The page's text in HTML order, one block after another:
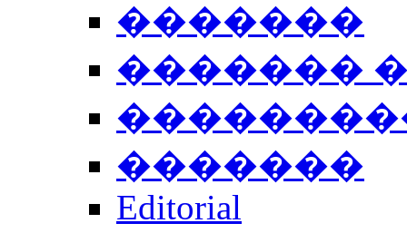
�������
�������
�������
Editorial